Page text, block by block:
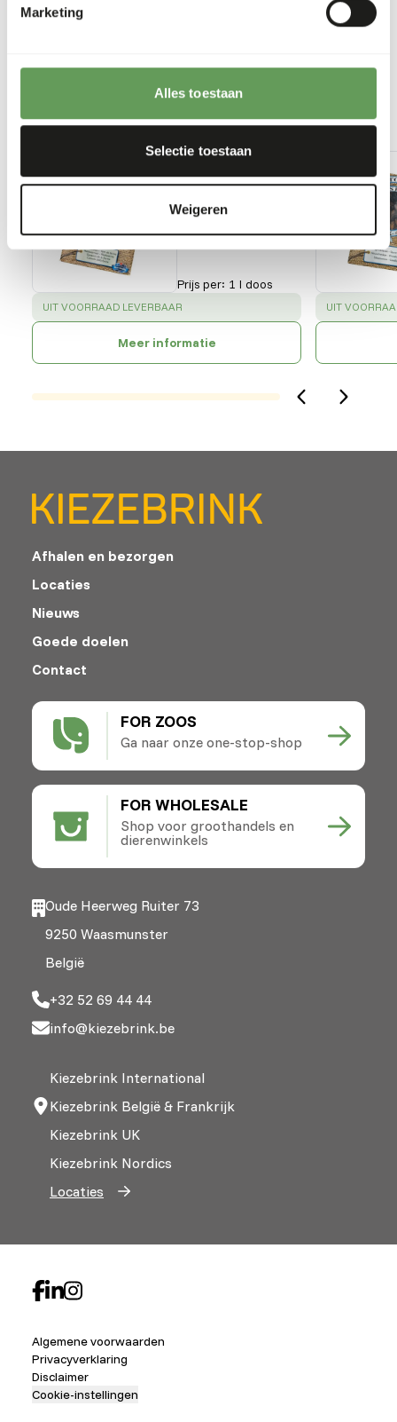
Marketing
Alles toestaan
Selectie toestaan
Weigeren
Back to database
Our assortment
Recommended products for this animal
Meelwormen
51004
Prijs per: 1 l doos
SUCCESS:
UIT VOORRAAD LEVERBAAR
Meer informatie
SUCCESS:
UIT
FOR ZOOS
Ga naar onze one-stop-shop
FOR WHOLESALE
Shop voor groothandels en
dierenwinkels
Afhalen en bezorgen
Locaties
Nieuws
Goede doelen
Contact
Oude Heerweg Ruiter 73
9250 Waasmunster
België
+32 52 69 44 44
info@kiezebrink.be
Kiezebrink International
Kiezebrink België & Frankrijk
Kiezebrink UK
Kiezebrink Nordics
Locaties
Algemene voorwaarden
Privacyverklaring
Disclaimer
Cookie-instellingen